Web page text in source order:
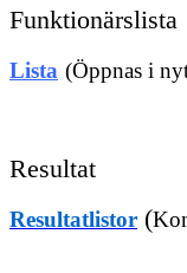
Funktionärslista
Lista (Öppnas i
Resultat
Resultatlistor (